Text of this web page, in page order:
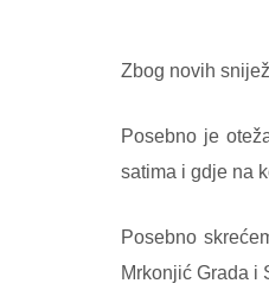
Zbog novih
Posebno je
satima i gdje na
Posebno
Mrkonjić Grada i